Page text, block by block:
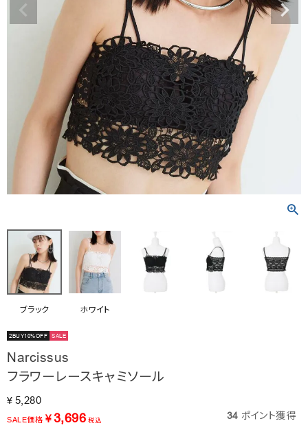
OUTLET
RANKING
RE STOCK
COMING SOON
TOPICS
JOURNAL
INFORMATION
はじめてご利用の方へ
お問い合わせ
ブラック ホワイト
2BUY10%OFF SALE
Narcissus
フラワーレースキャミソール
¥ 5,280
SALE価格 ¥ 3,696 税込 34 ポイント獲得